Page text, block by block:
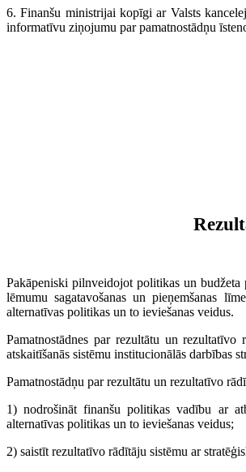
6. Finanšu ministrijai kopīgi ar Valsts
informatīvu ziņojumu par pamatnostādņu
Pakāpeniski pilnveidojot politikas un budžeta
lēmumu sagatavošanas un pieņemšanas
alternatīvas politikas un to ieviešanas veidus.
Pamatnostādnes par rezultātu un
atskaitīšanās sistēmu institucionālās darbības
Pamatnostādņu par rezultātu un rezultatīvo
1) nodrošināt finanšu politikas vadību ar
alternatīvas politikas un to ieviešanas veidus;
2) saistīt rezultatīvo rādītāju sistēmu ar